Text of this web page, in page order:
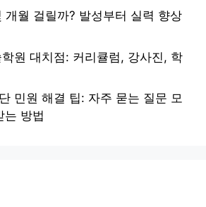
개월 걸릴까? 발성부터 실력 향상
원 대치점: 커리큘럼, 강사진, 학
민원 해결 팁: 자주 묻는 질문 모
는 방법